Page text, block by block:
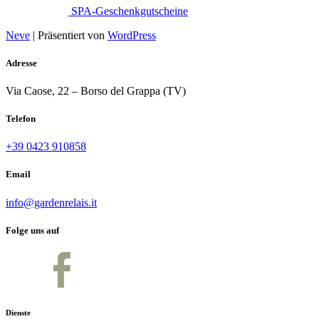
SPA-Geschenkgutscheine
Neve | Präsentiert von WordPress
Adresse
Via Caose, 22 – Borso del Grappa (TV)
Telefon
+39 0423 910858
Email
info@gardenrelais.it
Folge uns auf
Dienste